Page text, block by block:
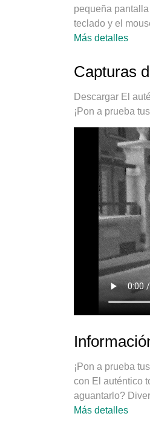
pequeña
teclado y el
PC. Juega todo
experiencia, el
verdadero
posible jugar 2 o
emulación
cómo juegas,
Más detalles
Capturas
Descargar El
¡Pon a prueba
¡Pon a prueba
con El auténtico
aguantarlo?
nada!
Más detalles